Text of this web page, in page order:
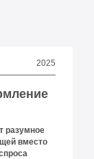
2025
разумное
вместо